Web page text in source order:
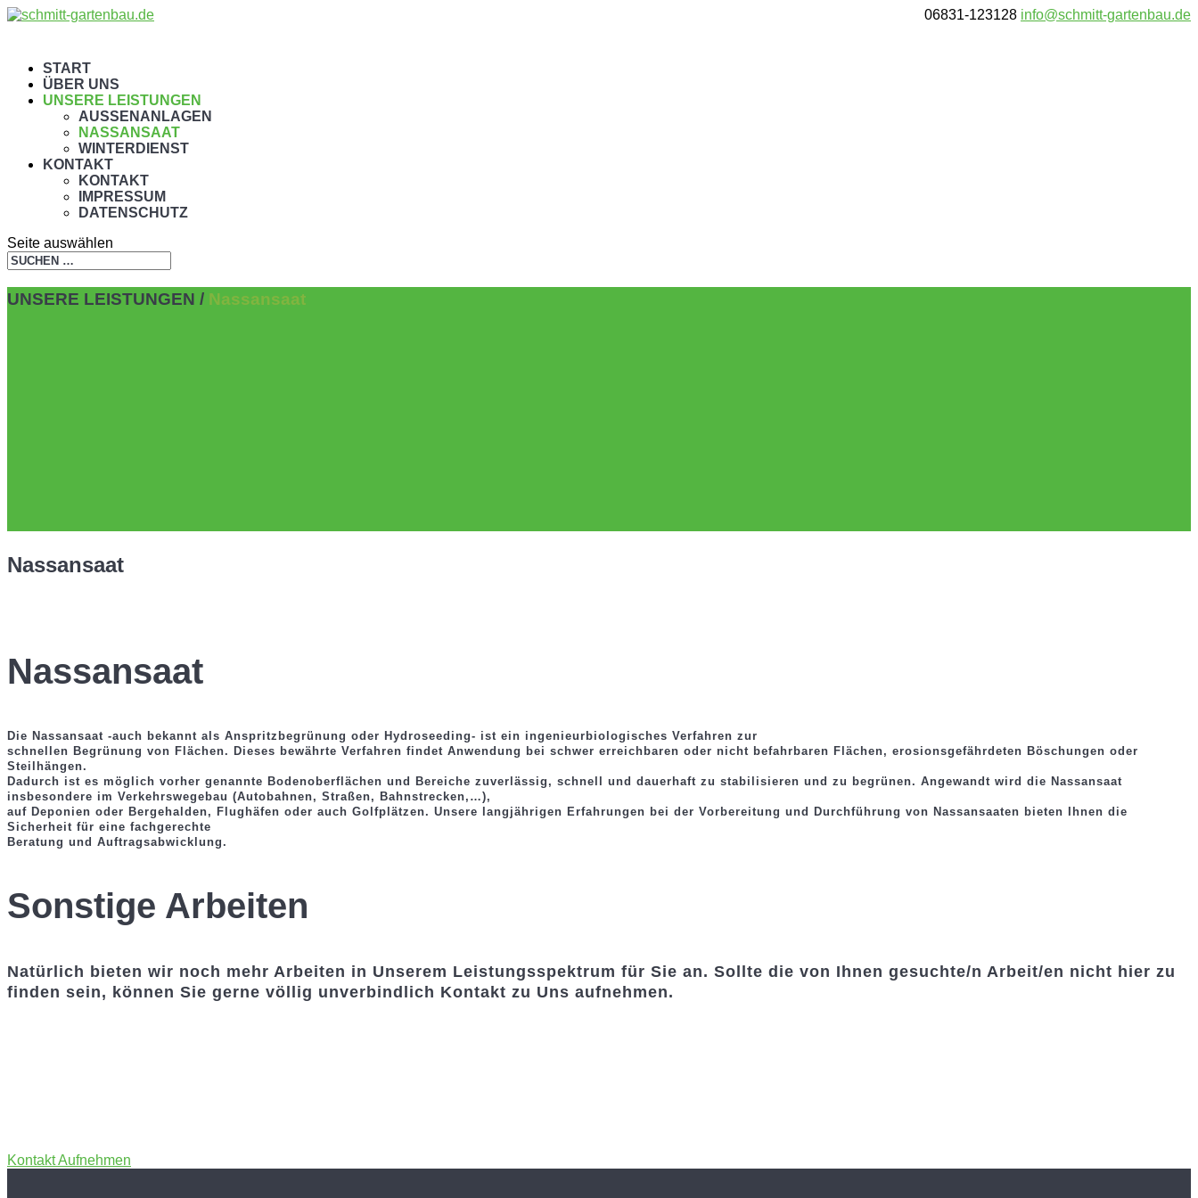
06831-123128 info@schmitt-gartenbau.de
START
ÜBER UNS
UNSERE LEISTUNGEN
AUSSENANLAGEN
NASSANSAAT
WINTERDIENST
KONTAKT
KONTAKT
IMPRESSUM
DATENSCHUTZ
Seite auswählen
UNSERE LEISTUNGEN / Nassansaat
Nassansaat
Nassansaat
Die Nassansaat -auch bekannt als Anspritzbegrünung oder Hydroseeding- ist ein ingenieurbiologisches Verfahren zur
schnellen Begrünung von Flächen. Dieses bewährte Verfahren findet Anwendung bei schwer erreichbaren oder nicht befahrbaren Flächen, erosionsgefährdeten Böschungen oder
Steilhängen.
Dadurch ist es möglich vorher genannte Bodenoberflächen und Bereiche zuverlässig, schnell und dauerhaft zu stabilisieren und zu begrünen. Angewandt wird die Nassansaat
insbesondere im Verkehrswegebau (Autobahnen, Straßen, Bahnstrecken,…),
auf Deponien oder Bergehalden, Flughäfen oder auch Golfplätzen. Unsere langjährigen Erfahrungen bei der Vorbereitung und Durchführung von Nassansaaten bieten Ihnen die
Sicherheit für eine fachgerechte
Beratung und Auftragsabwicklung.
Sonstige Arbeiten
Natürlich bieten wir noch mehr Arbeiten in Unserem Leistungsspektrum für Sie an. Sollte die von Ihnen gesuchte/n Arbeit/en nicht hier zu
finden sein, können Sie gerne völlig unverbindlich Kontakt zu Uns aufnehmen.
Kontakt Aufnehmen